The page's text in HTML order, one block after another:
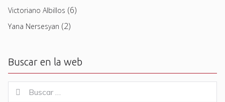
Victoriano Albillos (6)
Yana Nersesyan (2)
Buscar en la web
for:
Buscar